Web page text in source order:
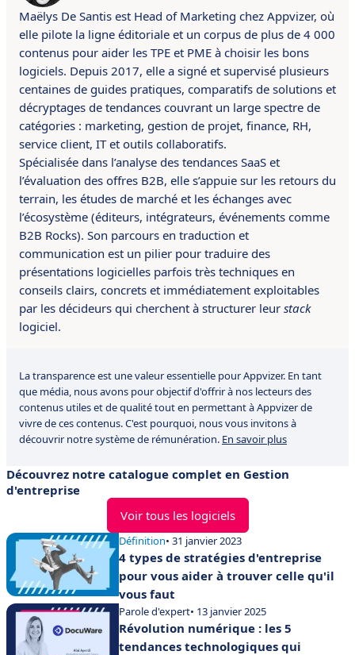
Maëlys De Santis est Head of Marketing chez Appvizer, où
elle pilote la ligne éditoriale et un corpus de plus de 4 000
contenus pour aider les TPE et PME à choisir les bons
logiciels. Depuis 2017, elle a signé et supervisé plusieurs
centaines de guides pratiques, comparatifs de solutions et
décryptages de tendances couvrant un large spectre de
catégories : marketing, gestion de projet, finance, RH,
service client, IT et outils collaboratifs.
Spécialisée dans l’analyse des tendances SaaS et
l’évaluation des offres B2B, elle s’appuie sur les retours du
terrain, les études de marché et les échanges avec
l’écosystème (éditeurs, intégrateurs, événements comme
B2B Rocks). Son parcours en traduction et
communication est un pilier pour traduire des
présentations logicielles parfois très techniques en
conseils clairs, concrets et immédiatement exploitables
par les décideurs qui cherchent à structurer leur stack
logiciel.
La transparence est une valeur essentielle pour Appvizer. En tant
que média, nous avons pour objectif d'offrir à nos lecteurs des
contenus utiles et de qualité tout en permettant à Appvizer de
vivre de ces contenus. C'est pourquoi, nous vous invitons à
découvrir notre système de rémunération. En savoir plus
Découvrez notre catalogue complet en Gestion
d'entreprise
Voir tous les logiciels
Définition• 31 janvier 2023
4 types de stratégies d'entreprise
pour vous aider à trouver celle qu'il
vous faut
Parole d'expert• 13 janvier 2025
Révolution numérique : les 5
tendances technologiques qui